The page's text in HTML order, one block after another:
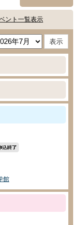
ント一覧表示
館